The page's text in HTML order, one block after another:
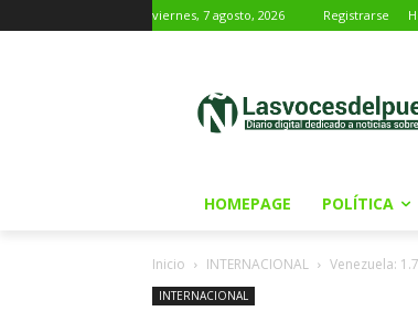
viernes, 7 agosto, 2026 Registrarse
HOMEPAGE POLÍTICA
Inicio INTERNACIONAL Venezuela:
INTERNACIONAL